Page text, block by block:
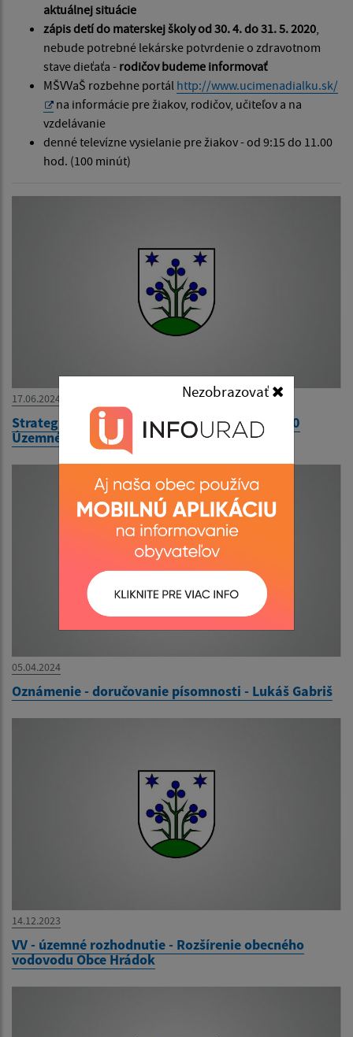
aktuálnej situácie
zápis detí do materskej školy od 30. 4. do 31. 5. 2020,
nebude potrebné lekárske potvrdenie o zdravotnom
stave dieťaťa - rodičov budeme informovať
MŠVVaŠ rozbehne portál http://www.ucimenadialku.sk/
na informácie pre žiakov, rodičov, učiteľov a na
vzdelávanie
denné televízne vysielanie pre žiakov - od 9:15 do 11.00
hod. (100 minút)
17.06.2024
Strategický dokument - Zmeny a doplnky č. 10
Územného plánu Obce Horná Streda
05.04.2024
Oznámenie - doručovanie písomnosti - Lukáš Gabriš
14.12.2023
VV - územné rozhodnutie - Rozšírenie obecného
vodovodu Obce Hrádok
Nezobrazovať